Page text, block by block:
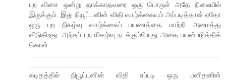
புற விசை ஒன்று தாக்காதவரை ஒரு பொருள் அதே நிலையில்
இருக்கும். இது நியூட்டனின் விதி.வாழ்க்கையும் அப்படித்தான் ஏதோ
ஒரு புற நிகழ்வு வாழ்க்கைப் பயணத்தை மாற்றி அமைத்து
விடுகிறது. அந்தப் புற மிகழ்வு நடக்கும்போது அதை பயன்படுத்திக்
கொள்
கடிதத்தில் நியூட்டனின் விதி எப்படி ஒரு மனிதனின்